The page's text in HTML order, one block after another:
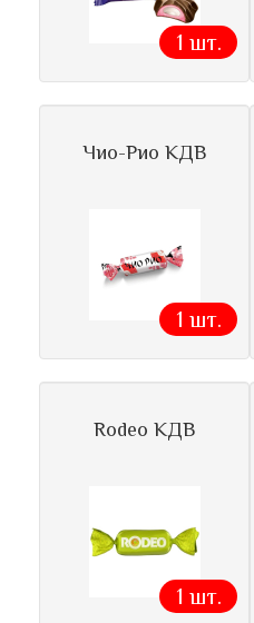
1 шт.
Чио-Рио КДВ
1 шт.
Rodeo КДВ
1 шт.